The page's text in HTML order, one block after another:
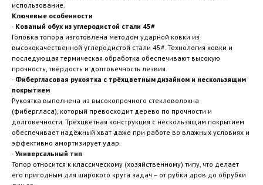
использование.
Ключевые особенности
· Кованый обух из углеродистой стали 45#
Головка топора изготовлена методом ударной ковки из
высококачественной углеродистой стали 45#. Технология ковки и
последующая термическая обработка обеспечивают высокую
прочность, твёрдость и долговечность лезвия.
· Фибергласовая рукоятка с трёхцветным дизайном и нескользящим
покрытием
Рукоятка выполнена из высокопрочного стекловолокна
(фибергласа), который превосходит дерево по прочности и
долговечности. Трёхцветная конструкция с нескользящим покрытием
обеспечивает надёжный хват даже при работе во влажных условиях и
эффективно амортизирует удар.
· Универсальный тип
Топор относится к классическому (хозяйственному) типу, что делает
его пригодным для широкого круга задач – от рубки дров до обрубки